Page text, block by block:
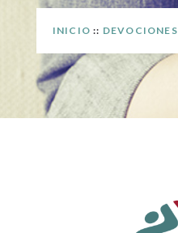
INICIO :: DEVOCIONES